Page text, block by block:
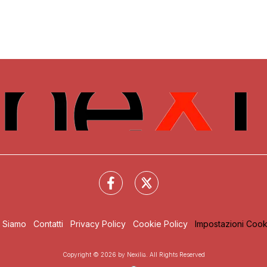
Siamo Contatti Privacy Policy Cookie Policy Impostazioni
Copyright © 2026 by Nexilia. All Rights Reserved